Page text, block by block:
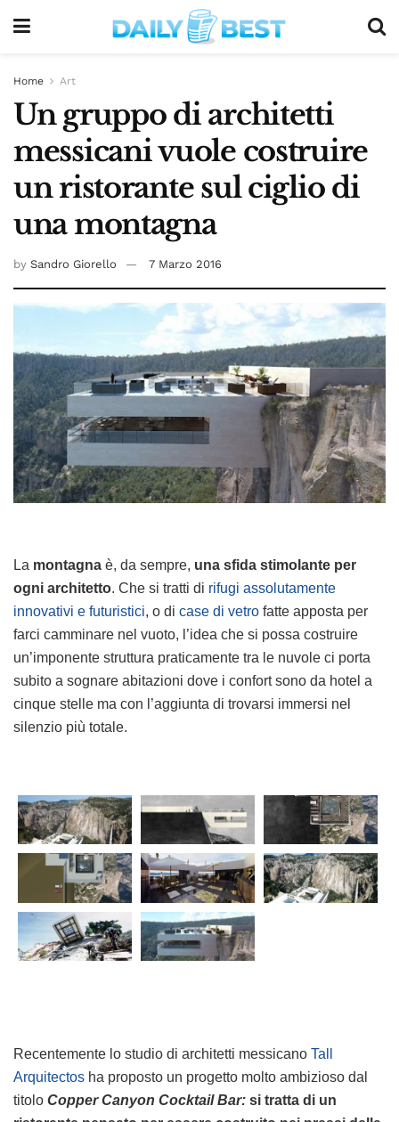
Home Art
Un gruppo di architetti
messicani vuole costruire
un ristorante sul ciglio di
una montagna
by Sandro Giorello 7 Marzo 2016
La montagna è, da sempre, una sfida stimolante per
ogni architetto. Che si tratti di rifugi assolutamente
innovativi e futuristici, o di case di vetro fatte apposta per
farci camminare nel vuoto, l’idea che si possa costruire
un’imponente struttura praticamente tra le nuvole ci porta
subito a sognare abitazioni dove i confort sono da hotel a
cinque stelle ma con l’aggiunta di trovarsi immersi nel
silenzio più totale.
Recentemente lo studio di architetti messicano Tall
Arquitectos ha proposto un progetto molto ambizioso dal
titolo Copper Canyon Cocktail Bar: si tratta di un